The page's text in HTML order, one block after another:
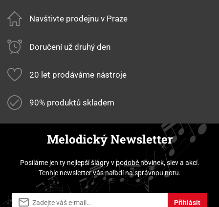
Navštivte prodejnu v Praze
Doručení už druhý den
20 let prodáváme nástroje
90% produktů skladem
Melodický Newsletter
Posíláme jen ty nejlepší šlágry v podobě novinek, slev a akcí.
Tenhle newsletter vás naladí na správnou notu.
Přihlásit